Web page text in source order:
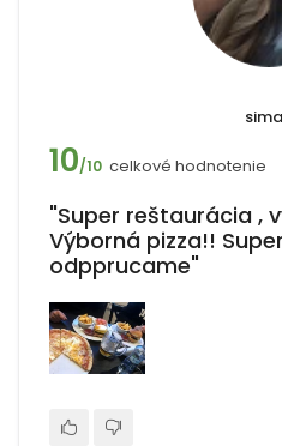
10/10 celkové hodnotenie
"Super reštaurácia ,
Výborná pizza!!
odpprucame"